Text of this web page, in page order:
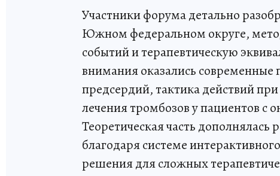
Участники форума детально
Южном федеральном округе,
событий и терапевтическую
внимания оказались
предсердий, тактика действий
лечения тромбозов у пациентов с
Теоретическая часть
благодаря системе
решения для сложных